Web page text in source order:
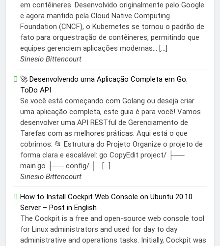
em contêineres. Desenvolvido originalmente pelo Google
e agora mantido pela Cloud Native Computing
Foundation (CNCF), o Kubernetes se tornou o padrão de
fato para orquestração de contêineres, permitindo que
equipes gerenciem aplicações modernas... […]
Sinesio Bittencourt
🚀 Desenvolvendo uma Aplicação Completa em Go:
ToDo API
Se você está começando com Golang ou deseja criar
uma aplicação completa, este guia é para você! Vamos
desenvolver uma API RESTful de Gerenciamento de
Tarefas com as melhores práticas. Aqui está o que
cobrimos: 📂 Estrutura do Projeto Organize o projeto de
forma clara e escalável: go CopyEdit project/ ├──
main.go ├── config/ │... […]
Sinesio Bittencourt
How to Install Cockpit Web Console on Ubuntu 20.10
Server – Post in English
The Cockpit is a free and open-source web console tool
for Linux administrators and used for day to day
administrative and operations tasks. Initially, Cockpit was